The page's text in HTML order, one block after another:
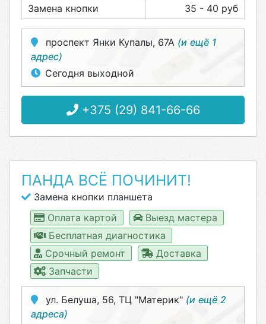
Замена кнопки 35 - 40 руб
проспект Янки Купалы, 67А (и ещё 1
адрес)
Сегодня выходной
+375 (29) 841-66-66
ПАНДА ВСЁ ПОЧИНИТ!
Замена кнопки планшета
Оплата картой
Выезд мастера
Бесплатная диагностика
Срочный ремонт
Доставка
Запчасти
ул. Белуша, 56, ТЦ "Материк" (и ещё 2
адреса)